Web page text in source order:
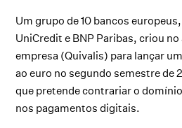
Um grupo de 10 bancos
UniCredit e BNP Paribas, criou
empresa (Quivalis) para lançar
ao euro no segundo semestre de
que pretende contrariar o
nos pagamentos digitais.